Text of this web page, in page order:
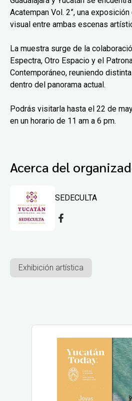
Acatempan Vol. 2”, una
visual entre ambas escenas
La muestra surge de la
Espectra, Otro Espacio y el
Contemporáneo, reuniendo
dentro del panorama actual.
Podrás visitarla hasta el 22 de
en un horario de 11 am a 6 pm.
Acerca del
SEDECULTA
Exhibición artística